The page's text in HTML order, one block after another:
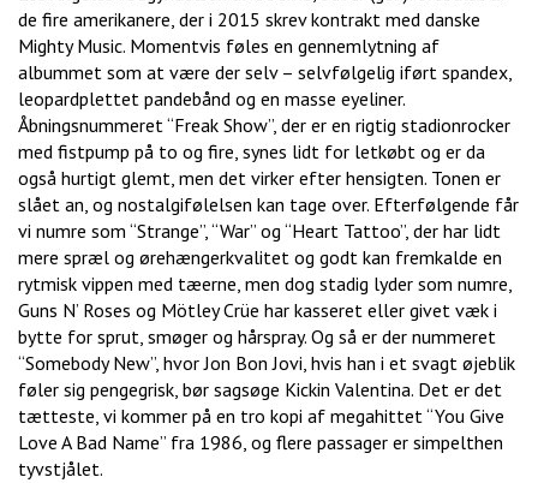
de fire amerikanere, der i 2015 skrev kontrakt med danske
Mighty Music. Momentvis føles en gennemlytning af
albummet som at være der selv – selvfølgelig iført spandex,
leopardplettet pandebånd og en masse eyeliner.
Åbningsnummeret “Freak Show”, der er en rigtig stadionrocker
med fistpump på to og fire, synes lidt for letkøbt og er da
også hurtigt glemt, men det virker efter hensigten. Tonen er
slået an, og nostalgifølelsen kan tage over. Efterfølgende får
vi numre som “Strange”, “War” og “Heart Tattoo”, der har lidt
mere spræl og ørehængerkvalitet og godt kan fremkalde en
rytmisk vippen med tæerne, men dog stadig lyder som numre,
Guns N’ Roses og Mötley Crüe har kasseret eller givet væk i
bytte for sprut, smøger og hårspray. Og så er der nummeret
“Somebody New”, hvor Jon Bon Jovi, hvis han i et svagt øjeblik
føler sig pengegrisk, bør sagsøge Kickin Valentina. Det er det
tætteste, vi kommer på en tro kopi af megahittet “You Give
Love A Bad Name” fra 1986, og flere passager er simpelthen
tyvstjålet.